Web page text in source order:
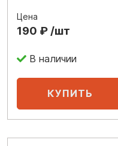
Цена
190 ₽ /шт
В наличии